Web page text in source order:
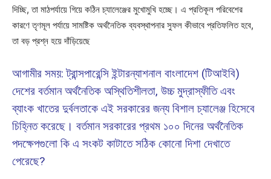
দিচ্ছি, তা মাঠপর্যায়ে গিয়ে কঠিন চ্যালেঞ্জের মুখোমুখি হচ্ছে। এ প্রতিকূল পরিবেশের
কারণে তৃণমূল পর্যায়ে সামষ্টিক অর্থনৈতিক ব্যবস্থাপনার সুফল কীভাবে প্রতিফলিত হবে,
তা বড় প্রশ্ন হয়ে দাঁড়িয়েছে
আগামীর সময়: ট্রান্সপারেন্সি ইন্টারন্যাশনাল বাংলাদেশ (টিআইবি)
দেশের বর্তমান অর্থনৈতিক অস্থিতিশীলতা, উচ্চ মুদ্রাস্ফীতি এবং
ব্যাংক খাতের দুর্বলতাকে এই সরকারের জন্য বিশাল চ্যালেঞ্জ হিসেবে
চিহ্নিত করেছে। বর্তমান সরকারের প্রথম ১০০ দিনের অর্থনৈতিক
পদক্ষেপগুলো কি এ সংকট কাটাতে সঠিক কোনো দিশা দেখাতে
পেরেছে?